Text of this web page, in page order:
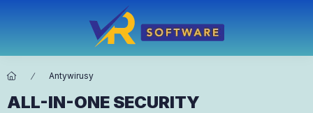
Antywirusy
ALL-IN-ONE SECURITY